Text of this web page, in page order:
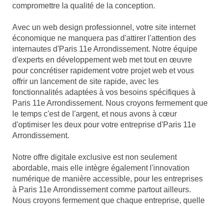
compromettre la qualité de la conception.
Avec un web design professionnel, votre site internet
économique ne manquera pas d'attirer l'attention des
internautes d'Paris 11e Arrondissement. Notre équipe
d'experts en développement web met tout en œuvre
pour concrétiser rapidement votre projet web et vous
offrir un lancement de site rapide, avec les
fonctionnalités adaptées à vos besoins spécifiques à
Paris 11e Arrondissement. Nous croyons fermement que
le temps c'est de l'argent, et nous avons à cœur
d'optimiser les deux pour votre entreprise d'Paris 11e
Arrondissement.
Notre offre digitale exclusive est non seulement
abordable, mais elle intègre également l'innovation
numérique de manière accessible, pour les entreprises
à Paris 11e Arrondissement comme partout ailleurs.
Nous croyons fermement que chaque entreprise, quelle